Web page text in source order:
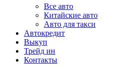
Все авто
Китайские авто
Авто для такси
Автокредит
Выкуп
Трейд ин
Контакты